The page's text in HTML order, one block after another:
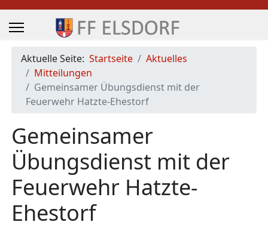
Aktuelle Seite: Startseite
Aktuelles
Mitteilungen
Gemeinsamer Übungsdienst mit der
Feuerwehr Hatzte-Ehestorf
Gemeinsamer
Übungsdienst mit der
Feuerwehr Hatzte-
Ehestorf